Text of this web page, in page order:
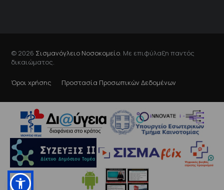
© 2026 Σισμανόγλειο Νοσοκομείο . Με επιφύλαξη παντός
δικαιώματος.
Όροι χρήσης Προστασία Προσωπικών Δεδομένων